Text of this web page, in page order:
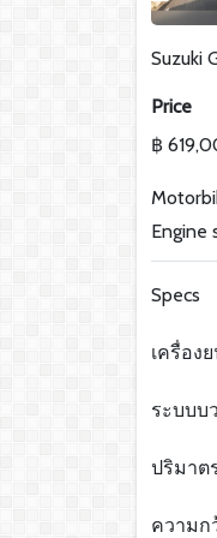
Suzuki
Price
฿
Engine
Specs
เครื่อง
ระบบบ
ปริมาต
ความก